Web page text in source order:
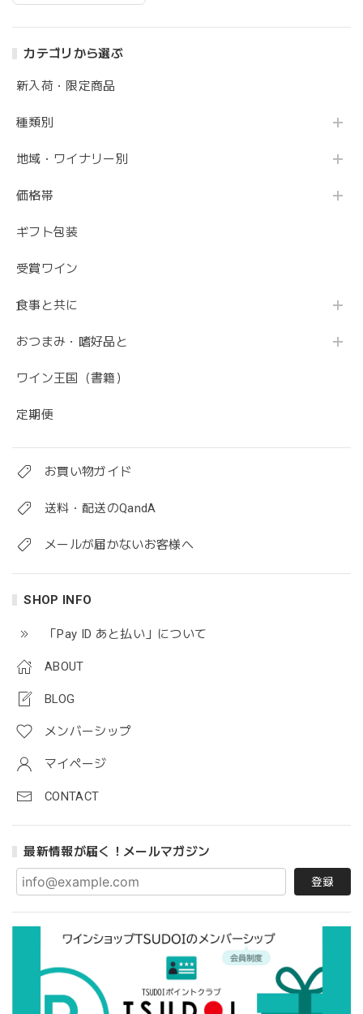
カテゴリから選ぶ
新入荷・限定商品
種類別
地域・ワイナリー別
価格帯
ギフト包装
受賞ワイン
食事と共に
おつまみ・嗜好品と
ワイン王国（書籍）
定期便
お買い物ガイド
送料・配送のQandA
メールが届かないお客様へ
SHOP INFO
「Pay ID あと払い」について
ABOUT
BLOG
メンバーシップ
マイページ
CONTACT
最新情報が届く！メールマガジン
登録